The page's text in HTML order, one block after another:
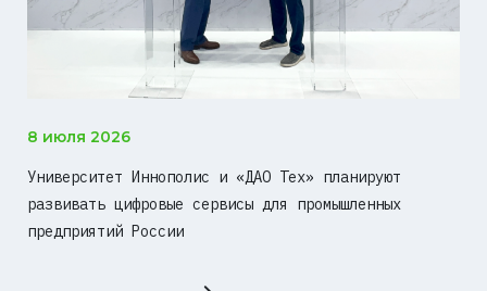
8 июля 2026
Университет Иннополис и «ДАО Тех» планируют
развивать цифровые сервисы для промышленных
предприятий России